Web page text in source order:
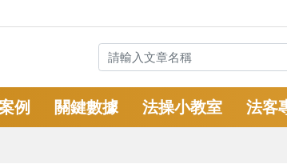
例 關鍵數據 法操小教室 法客